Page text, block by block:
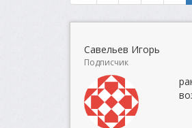
Савельев Игорь
Подписчик